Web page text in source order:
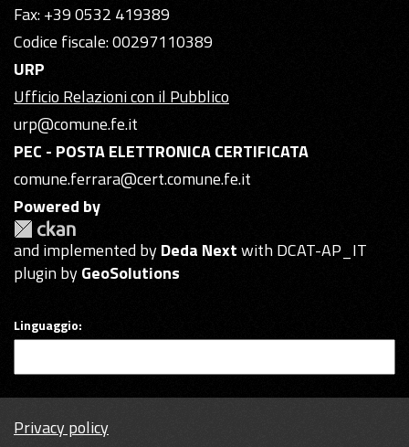
Fax: +39 0532 419389
Codice fiscale: 00297110389
URP
Ufficio Relazioni con il Pubblico
urp@comune.fe.it
PEC - POSTA ELETTRONICA CERTIFICATA
comune.ferrara@cert.comune.fe.it
Powered by
and implemented byDeda Nextwith DCAT-AP_IT
plugin byGeoSolutions
Linguaggio
Privacy policy